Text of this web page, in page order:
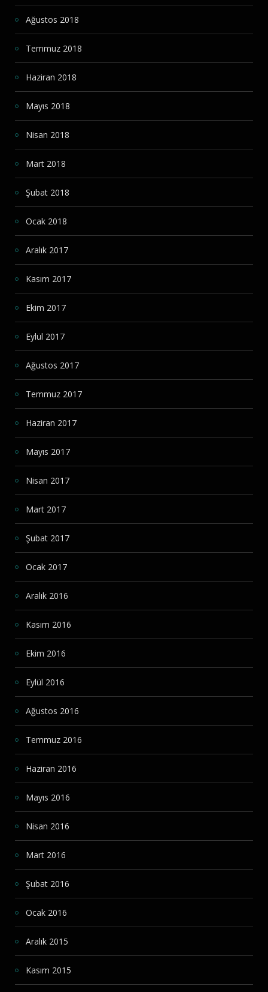
Ağustos 2018
Temmuz 2018
Haziran 2018
Mayıs 2018
Nisan 2018
Mart 2018
Şubat 2018
Ocak 2018
Aralık 2017
Kasım 2017
Ekim 2017
Eylül 2017
Ağustos 2017
Temmuz 2017
Haziran 2017
Mayıs 2017
Nisan 2017
Mart 2017
Şubat 2017
Ocak 2017
Aralık 2016
Kasım 2016
Ekim 2016
Eylül 2016
Ağustos 2016
Temmuz 2016
Haziran 2016
Mayıs 2016
Nisan 2016
Mart 2016
Şubat 2016
Ocak 2016
Aralık 2015
Kasım 2015